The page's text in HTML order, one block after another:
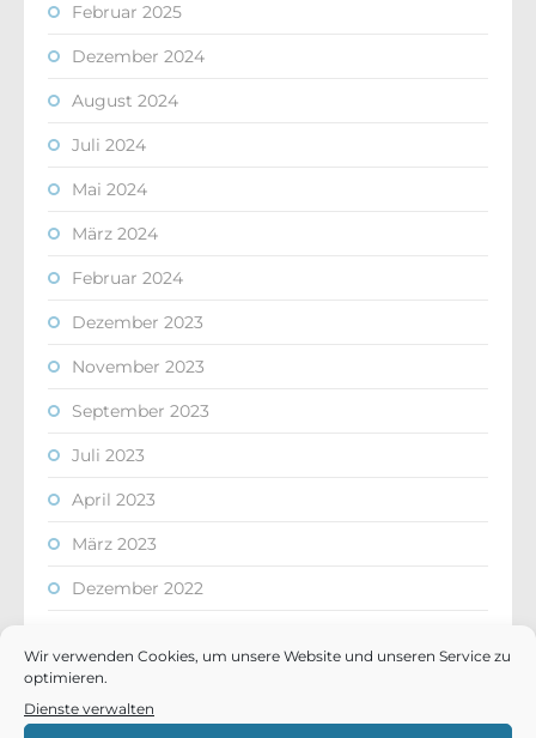
Wir verwenden Cookies, um unsere Website und unseren Service zu
optimieren.
Dienste verwalten
Februar 2025
Dezember 2024
August 2024
Juli 2024
Mai 2024
März 2024
Februar 2024
Dezember 2023
November 2023
September 2023
Juli 2023
April 2023
März 2023
Dezember 2022
September 2022
Juli 2022